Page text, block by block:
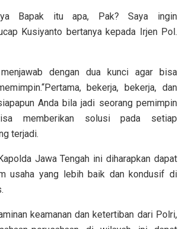
Bapak itu apa, Pak? Saya ingin
Kusiyanto bertanya kepada Irjen Pol.
dengan dua kunci agar bisa
bekerja, bekerja, dan
Anda bila jadi seorang pemimpin
memberikan solusi pada setiap
terjadi.
Jawa Tengah ini diharapkan dapat
usaha yang lebih baik dan kondusif di
keamanan dan ketertiban dari Polri,